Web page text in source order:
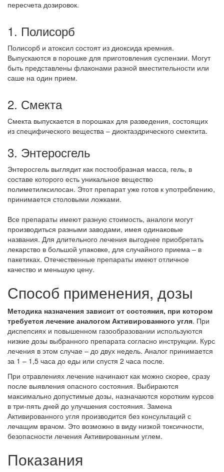
пересчета дозировок.
1. Полисорб
Полисорб и атоксил состоят из диоксида кремния.
Выпускаются в порошке для приготовления суспензии. Могут
быть представлены флаконами разной вместительности или
саше на один прием.
2. Смекта
Смекта выпускается в порошках для разведения, состоящих
из специфического вещества – диоктаэдрического смектита.
3. Энтеросгель
Энтеросгель выглядит как постообразная масса, гель, в
составе которого есть уникальное вещество
полиметилксилосан. Этот препарат уже готов к употреблению,
принимается столовыми ложками.
Все препараты имеют разную стоимость, аналоги могут
производиться разными заводами, имея одинаковые
названия. Для длительного лечения выгоднее приобретать
лекарство в большой упаковке, для случайного приема – в
пакетиках. Отечественные препараты имеют отличное
качество и меньшую цену.
Способ применения, дозы
Методика назначения зависит от состояния, при котором
требуется лечение аналогом Активированного угля. При
диспепсиях и повышенном газообразовании используются
низкие дозы выбранного препарата согласно инструкции. Курс
лечения в этом случае – до двух недель. Аналог принимается
за 1 – 1,5 часа до еды или спустя 2 часа после.
При отравлениях лечение начинают как можно скорее, сразу
после выявления опасного состояния. Выбираются
максимально допустимые дозы, назначаются коротким курсов
в три-пять дней до улучшения состояния. Замена
Активированного угля производится без консультаций с
лечащим врачом. Это возможно в виду низкой токсичности,
безопасности лечения Активированным углем.
Показания